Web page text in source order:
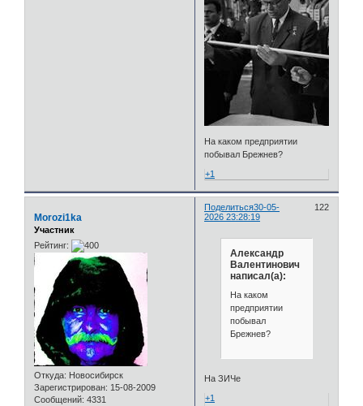
На каком предприятии
побывал Брежнев?
+1
Поделиться 122
30-05-
2026 23:28:19
Morozi1ka
Участник
Рейтинг:
Откуда: Новосибирск
Зарегистрирован: 15-08-2009
Сообщений: 4331
Александр
Валентинович
написал(а):
На каком
предприятии
побывал
Брежнев?
На ЗИЧе
+1